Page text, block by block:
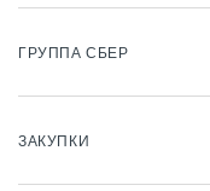
ГРУППА СБЕР
ЗАКУПКИ